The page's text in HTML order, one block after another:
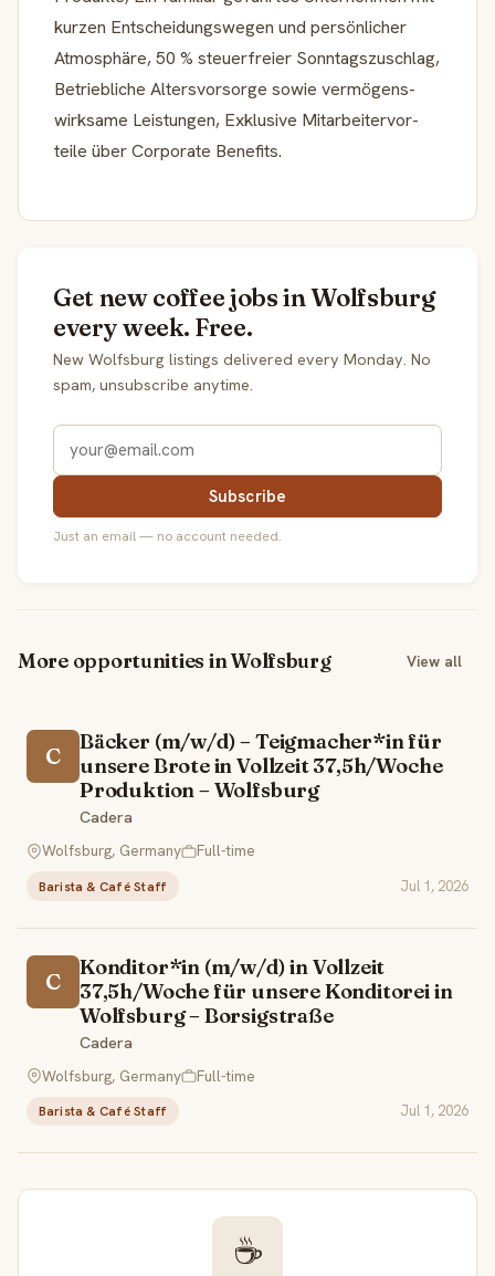
kurzen Entschei­dungs­wegen und persön­li­cher
Atmosphäre, 50 % steuer­freier Sonntagszuschlag,
Betrieb­liche Alters­vor­sorge sowie vermö­gens­
wirk­same Leistungen, Exklusive Mitar­bei­ter­vor­
teile über Corporate Benefits.
Get new coffee jobs in Wolfsburg
every week. Free.
New Wolfsburg listings delivered every Monday. No
spam, unsubscribe anytime.
Subscribe
Just an email — no account needed.
More opportunities in Wolfsburg View all
C
Bäcker (m/w/d) – Teigmacher*in für
unsere Brote in Vollzeit 37,5h/Woche
Produk­tion – Wolfsburg
Cadera
Wolfsburg, Germany
Full-time
Barista & Café Staff Jul 1, 2026
C
Konditor*in (m/w/d) in Vollzeit
37,5h/Woche für unsere Kondi­torei in
Wolfsburg – Borsigstraße
Cadera
Wolfsburg, Germany
Full-time
Barista & Café Staff Jul 1, 2026
☕